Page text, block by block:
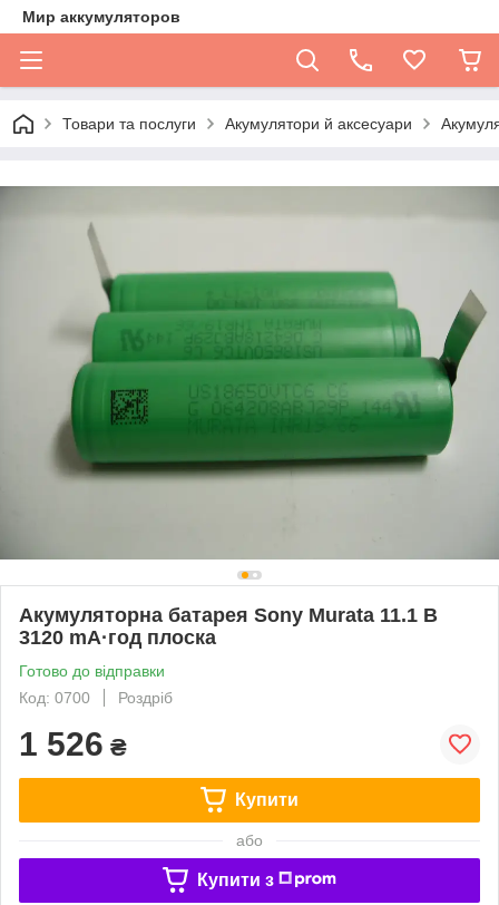
Мир аккумуляторов
Товари та послуги Акумулятори й аксесуари
Акумуляторна батарея Sony Murata 11.1 В
3120 mA·год плоска
Готово до відправки
Код: 0700
Роздріб
1 526 ₴
Купити
або
Купити з